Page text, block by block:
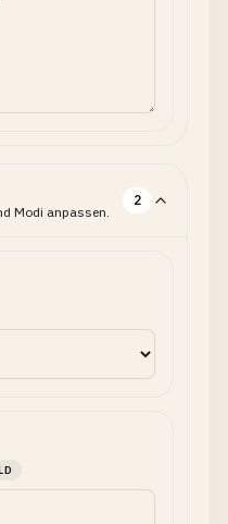
Modi anpassen.
2